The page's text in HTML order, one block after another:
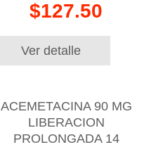
$127.50
Ver detalle
ACEMETACINA 90 MG
LIBERACION
PROLONGADA 14